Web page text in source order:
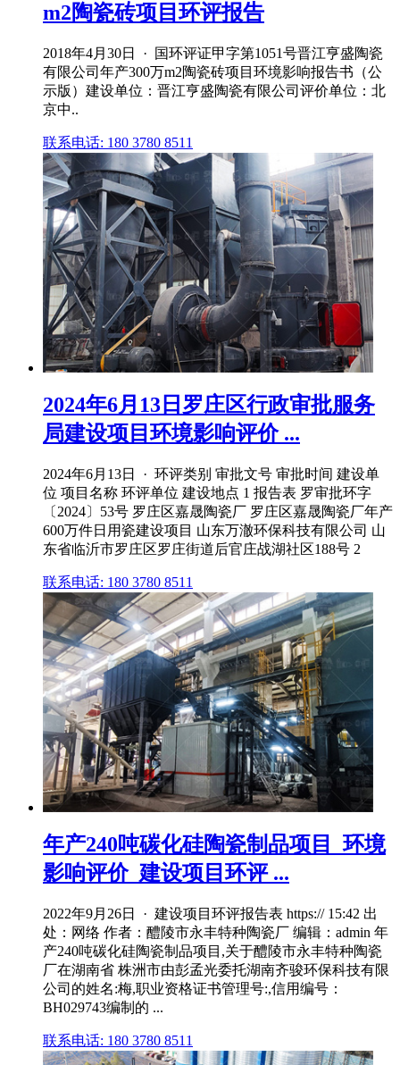
m2陶瓷砖项目环评报告
2018年4月30日 · 国环评证甲字第1051号晋江亨盛陶瓷
有限公司年产300万m2陶瓷砖项目环境影响报告书（公
示版）建设单位：晋江亨盛陶瓷有限公司评价单位：北
京中..
联系电话: 180 3780 8511
2024年6月13日罗庄区行政审批服务
局建设项目环境影响评价 ...
2024年6月13日 · 环评类别 审批文号 审批时间 建设单
位 项目名称 环评单位 建设地点 1 报告表 罗审批环字
〔2024〕53号 罗庄区嘉晟陶瓷厂 罗庄区嘉晟陶瓷厂年产
600万件日用瓷建设项目 山东万澈环保科技有限公司 山
东省临沂市罗庄区罗庄街道后官庄战湖社区188号 2
联系电话: 180 3780 8511
年产240吨碳化硅陶瓷制品项目_环境
影响评价_建设项目环评 ...
2022年9月26日 · 建设项目环评报告表 https:// 15:42 出
处：网络 作者：醴陵市永丰特种陶瓷厂 编辑：admin 年
产240吨碳化硅陶瓷制品项目,关于醴陵市永丰特种陶瓷
厂在湖南省 株洲市由彭孟光委托湖南齐骏环保科技有限
公司的姓名:梅,职业资格证书管理号:,信用编号：
BH029743编制的 ...
联系电话: 180 3780 8511